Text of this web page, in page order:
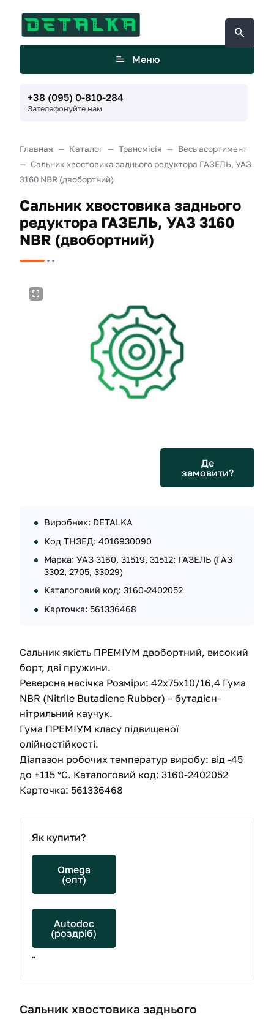
Меню
+38 (095) 0-810-284
Зателефонуйте нам
Главная Каталог Трансмісія
Весь асортимент
Сальник хвостовика заднього редуктора ГАЗЕЛЬ, УАЗ
3160 NBR (двобортний)
Сальник хвостовика заднього
редуктора ГАЗЕЛЬ, УАЗ 3160
NBR (двобортний)
Де
замовити?
Виробник: DETALKA
Код ТНЗЕД: 4016930090
Марка: УАЗ 3160, 31519, 31512; ГАЗЕЛЬ (ГАЗ
3302, 2705, 33029)
Каталоговий код: 3160-2402052
Карточка: 561336468
Сальник якість ПРЕМІУМ двобортний, високий
борт, дві пружини.
Реверсна насічка Розміри: 42х75х10/16,4 Гума
NBR (Nitrile Butadiene Rubber) – бутадієн-
нітрильний каучук.
Гума ПРЕМІУМ класу підвищеної
олійностійкості.
Діапазон робочих температур виробу: від -45
до +115 °С. Каталоговий код: 3160-2402052
Карточка: 561336468
Як купити?
Omega
(опт)
Autodoc
(роздріб)
"
Сальник хвостовика заднього